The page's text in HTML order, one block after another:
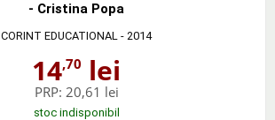
- Cristina Popa
CORINT EDUCATIONAL - 2014
14,70 lei
PRP: 20,61 lei
stoc indisponibil